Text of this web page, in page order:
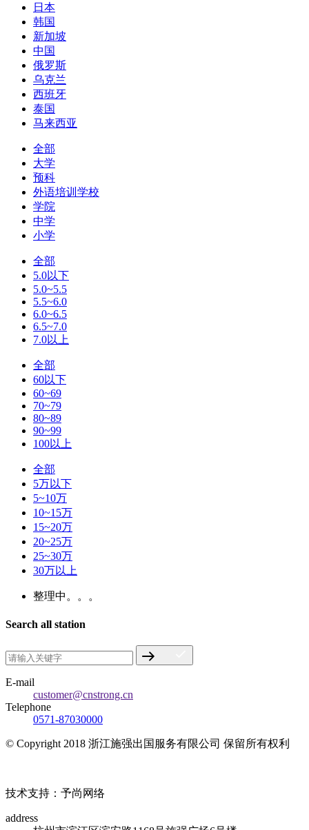
日本
韩国
新加坡
中国
俄罗斯
乌克兰
西班牙
泰国
马来西亚
全部
大学
预科
外语培训学校
学院
中学
小学
全部
5.0以下
5.0~5.5
5.5~6.0
6.0~6.5
6.5~7.0
7.0以上
全部
60以下
60~69
70~79
80~89
90~99
100以上
全部
5万以下
5~10万
10~15万
15~20万
20~25万
25~30万
30万以上
整理中。。。
Search all station
E-mail
customer@cnstrong.cn
Telephone
0571-87030000
© Copyright 2018 浙江施强出国服务有限公司 保留所有权利
技术支持：予尚网络
address